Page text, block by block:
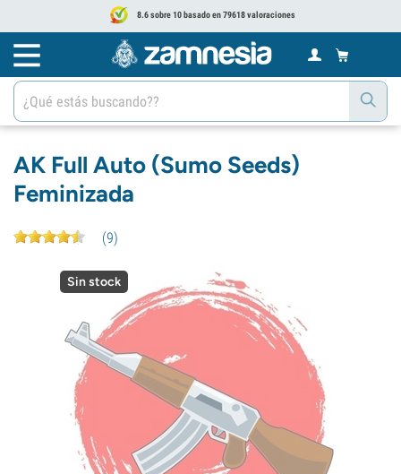
8.6 sobre 10 basado en 79618 valoraciones
AK Full Auto (Sumo Seeds)
Feminizada
(9)
Sin stock